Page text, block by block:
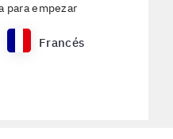
para empezar
Francés